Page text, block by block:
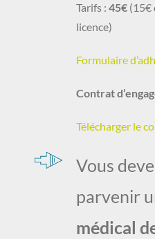
Tarifs : 45€ (15€
licence)
Formulaire
Contrat
Télécharger le
Vous
parvenir
médical